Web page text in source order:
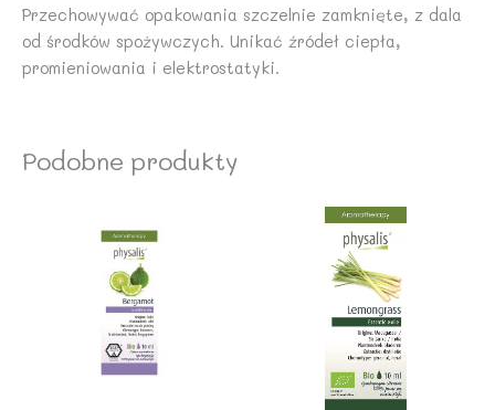
Przechowywać opakowania szczelnie zamknięte, z dala
od środków spożywczych. Unikać źródeł ciepła,
promieniowania i elektrostatyki.
Podobne produkty